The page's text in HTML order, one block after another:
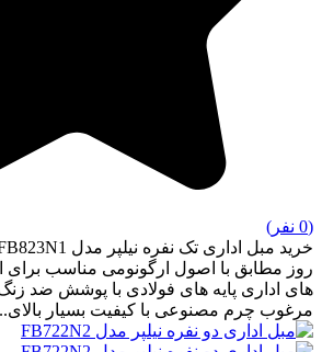
(0 نفر)
روز مطابق با اصول ارگونومی مناسب برای
های اداری پایه های فولادی با پوشش ضد
مرغوب چرم مصنوعی با کیفیت بسیار